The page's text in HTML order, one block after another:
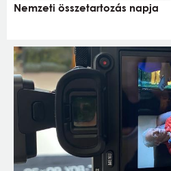
Nemzeti összetartozás napja